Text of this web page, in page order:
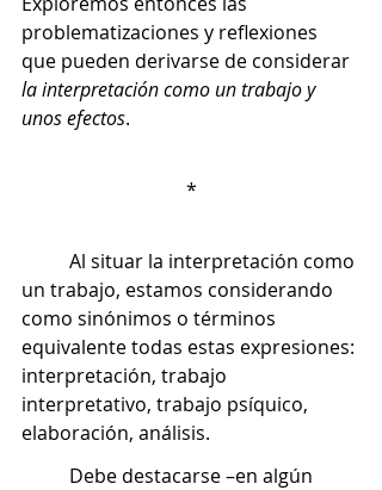
problematizaciones y reflexiones
que pueden derivarse de considerar
la interpretación como un trabajo y
unos efectos.
*
un trabajo, estamos considerando
como sinónimos o términos
equivalente todas estas expresiones:
interpretación, trabajo
interpretativo, trabajo psíquico,
elaboración, análisis.